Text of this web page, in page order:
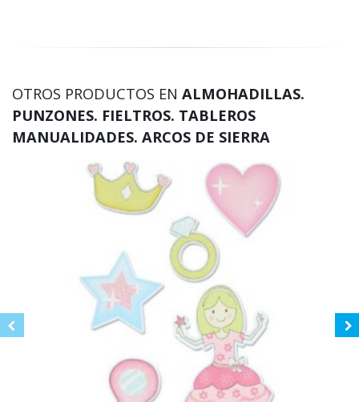
OTROS PRODUCTOS EN ALMOHADILLAS.
PUNZONES. FIELTROS. TABLEROS
MANUALIDADES. ARCOS DE SIERRA